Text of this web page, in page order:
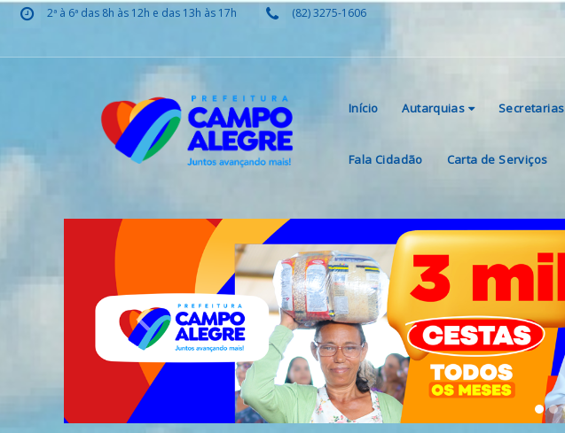
2ª à 6ª das 8h às 12h e das 13h às 17h (82) 3275-1606
Início Autarquias Secretarias
Fala Cidadão Carta de Serviços
Previous